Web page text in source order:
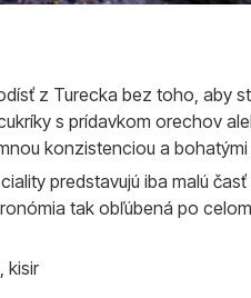
z Turecka bez toho, aby
s prídavkom orechov
konzistenciou a
predstavujú iba malú
tak obľúbená po
kisir